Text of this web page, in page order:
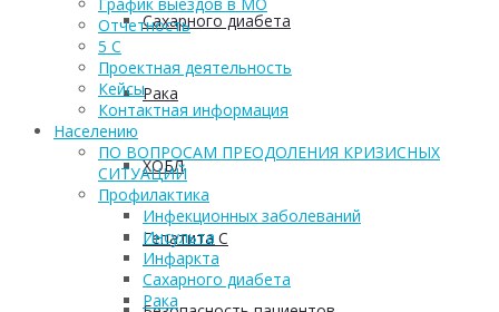
Сахарного диабета
Рака
ХОБЛ
Гепатита С
Отчетность
5 С
Проектная деятельность
Кейсы
Контактная информация
Населению
ПО ВОПРОСАМ ПРЕОДОЛЕНИЯ КРИЗИСНЫХ
СИТУАЦИЙ
Профилактика
Инфекционных заболеваний
Инсульта
Инфаркта
Сахарного диабета
Рака